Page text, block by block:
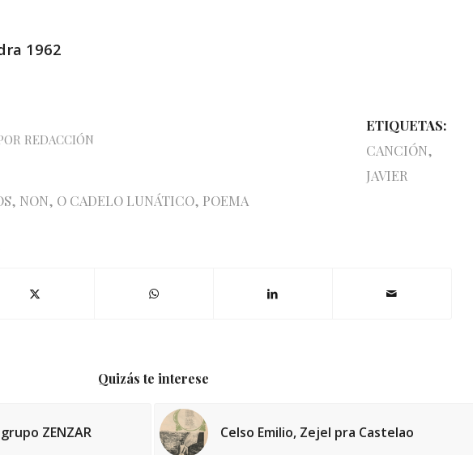
1962
REDACCIÓN
ETIQUETAS:
CANCIÓN,
JAVIER
, NON, O CADELO LUNÁTICO, POEMA
Quizás te interese
ZENZAR Celso Emilio, Zejel pra Castelao